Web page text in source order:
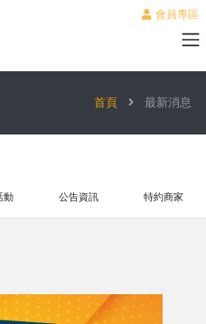
會員專區
首頁 最新消息
動 公告資訊 特約商家